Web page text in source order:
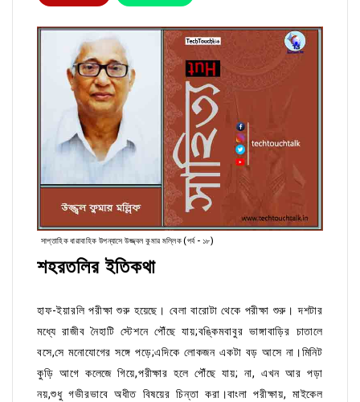
সাপ্তাহিক ধারাবাহিক উপন্যাসে উজ্জ্বল কুমার মল্লিক (পর্ব - ১৮)
শহরতলির ইতিকথা
হাফ-ইয়ারলি পরীক্ষা শুরু হয়েছে। বেলা বারোটা থেকে পরীক্ষা শুরু। দশটার
মধ্যে রাজীব নৈহাটি স্টেশনে পৌঁছে যায়;বঙ্কিমবাবুর ভাঙ্গাবাড়ির চাতালে
বসে,সে মনোযোগের সঙ্গে পড়ে;এদিকে লোকজন একটা বড় আসে না।মিনিট
কুড়ি আগে কলেজে গিয়ে,পরীক্ষার হলে পৌঁছে যায়; না, এখন আর পড়া
নয়,শুধু গভীরভাবে অধীত বিষয়ের চিন্তা করা।বাংলা পরীক্ষায়, মাইকেল